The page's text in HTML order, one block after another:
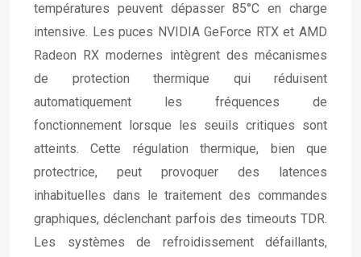
températures peuvent dépasser 85°C en charge
intensive. Les puces NVIDIA GeForce RTX et AMD
Radeon RX modernes intègrent des mécanismes
de protection thermique qui réduisent
automatiquement les fréquences de
fonctionnement lorsque les seuils critiques sont
atteints. Cette régulation thermique, bien que
protectrice, peut provoquer des latences
inhabituelles dans le traitement des commandes
graphiques, déclenchant parfois des timeouts TDR.
Les systèmes de refroidissement défaillants,